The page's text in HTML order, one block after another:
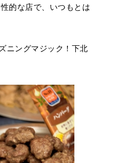
的な店で、いつもとは
ニングマジック！下北